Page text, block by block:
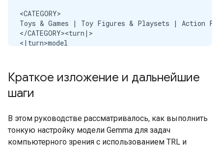
<CATEGORY>
Toys & Games | Toy Figures & Playsets | Action
</CATEGORY><turn|>
<|turn>model
Краткое изложение и дальнейшие
шаги
В этом руководстве рассматривалось, как выполнить
тонкую настройку модели Gemma для задач
компьютерного зрения с использованием TRL и